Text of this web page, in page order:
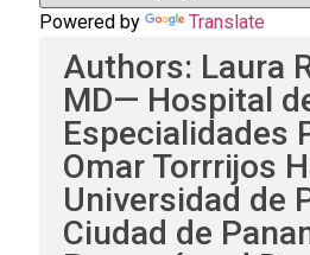
Powered by Translate
Authors: Laura
MD— Hospital
Especialidades
Omar Torrrijos
Universidad de
Ciudad de